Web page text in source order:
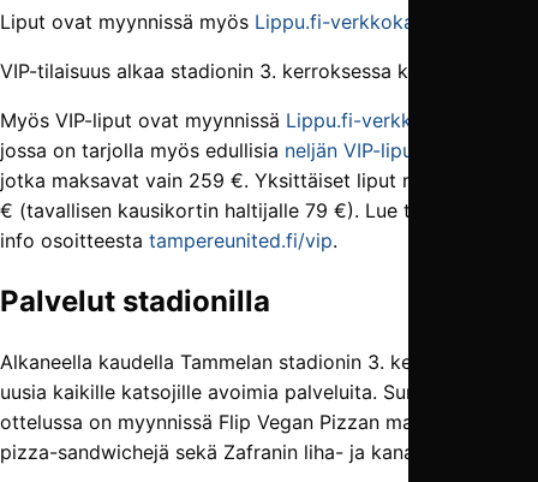
Liput ovat myynnissä myös Lippu.fi-verkkokaupassa
VIP-tilaisuus alkaa stadionin 3. kerroksessa klo 17.30.
Myös VIP-liput ovat myynnissä Lippu.fi-verkkokaupassa
jossa on tarjolla myös edullisia neljän VIP-lipun sarja­lippuja
jotka maksavat vain 259 €. Yksittäiset liput maksavat 89
€ (tavallisen kausikortin haltijalle 79 €). Lue tarkempi VIP-
info osoitteesta tampereunited.fi/vip.
Palvelut stadionilla
Alkaneella kaudella Tammelan stadionin 3. kerroksessa on
uusia kaikille katsojille avoimia palveluita. Sunnuntain
ottelussa on myynnissä Flip Vegan Pizzan maukkaita
pizza-sandwichejä sekä Zafranin liha- ja kanawrappeja.